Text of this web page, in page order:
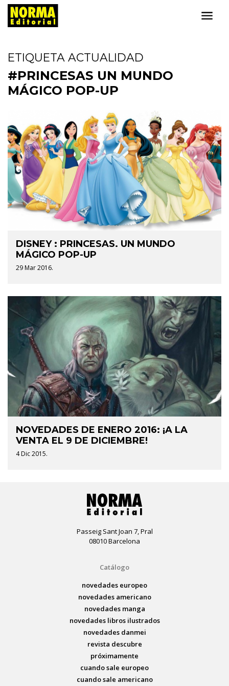
ETIQUETA ACTUALIDAD
#PRINCESAS UN MUNDO
MÁGICO POP-UP
DISNEY : PRINCESAS. UN MUNDO
MÁGICO POP-UP
29 Mar 2016.
NOVEDADES DE ENERO 2016: ¡A LA
VENTA EL 9 DE DICIEMBRE!
4 Dic 2015.
Passeig Sant Joan 7, Pral
08010 Barcelona
Catálogo
novedades europeo
novedades americano
novedades manga
novedades libros ilustrados
novedades danmei
revista descubre
próximamente
cuando sale europeo
cuando sale americano